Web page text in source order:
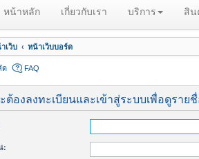
หน้าหลัก(
u
r
เกี่ยวกับเรา บริการ สิน
เว็บ หน้าเว็บบอร์ด
ด FAQ
ต้องลงทะเบียนและเข้าสู่ระบบเพื่อดูราย
: